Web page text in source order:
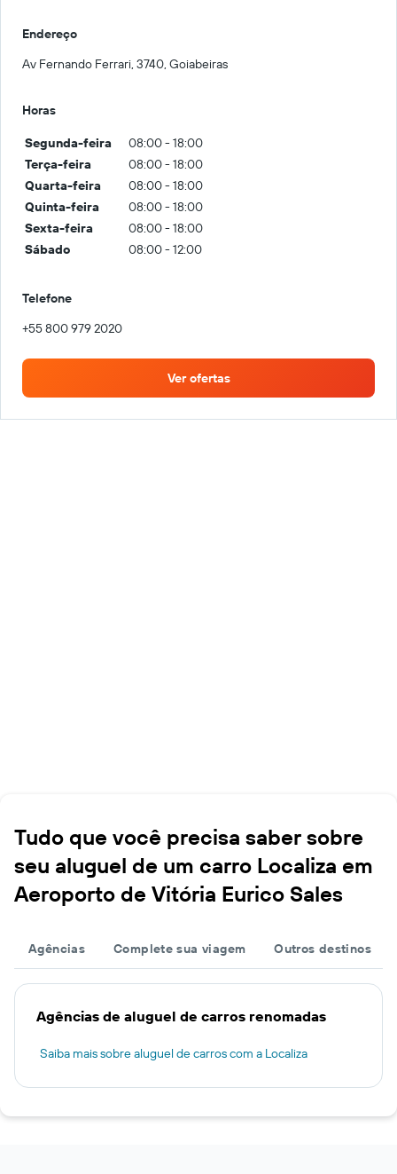
Endereço
Av Fernando Ferrari, 3740, Goiabeiras
Horas
Segunda-feira
08:00 - 18:00
Terça-feira
08:00 - 18:00
Quarta-feira
08:00 - 18:00
Quinta-feira
08:00 - 18:00
Sexta-feira
08:00 - 18:00
Sábado
08:00 - 12:00
Telefone
+55 800 979 2020
Ver ofertas
Tudo que você precisa saber sobre
seu aluguel de um carro Localiza em
Aeroporto de Vitória Eurico Sales
Agências Complete sua viagem Outros destinos
Agências de aluguel de carros renomadas
Saiba mais sobre aluguel de carros com a Localiza